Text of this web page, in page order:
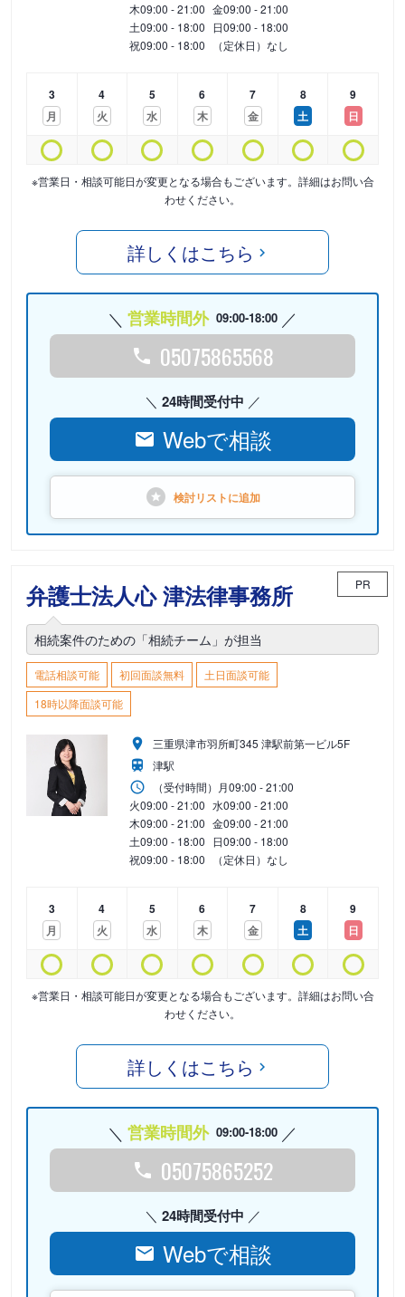
木09:00 - 21:00 金09:00 - 21:00
土09:00 - 18:00 日09:00 - 18:00
祝09:00 - 18:00 （定休日）なし
3
月
4
火
5
水
6
木
7
金
8
土
9
日
※営業日・相談可能日が変更となる場合もございます。詳細はお問い合
わせください。
詳しくはこちら
営業時間外 09:00-18:00
05075865568
24時間受付中
Webで相談
検討リストに追加
弁護士法人心 津法律事務所 PR
相続案件のための「相続チーム」が担当
電話相談可能 初回面談無料
土日面談可能
18時以降面談可能
三重県津市羽所町345 津駅前第一ビル5F
津駅
（受付時間） 月09:00 - 21:00
火09:00 - 21:00 水09:00 - 21:00
木09:00 - 21:00 金09:00 - 21:00
土09:00 - 18:00 日09:00 - 18:00
祝09:00 - 18:00 （定休日）なし
3
月
4
火
5
水
6
木
7
金
8
土
9
日
※営業日・相談可能日が変更となる場合もございます。詳細はお問い合
わせください。
詳しくはこちら
営業時間外 09:00-18:00
05075865252
24時間受付中
Webで相談